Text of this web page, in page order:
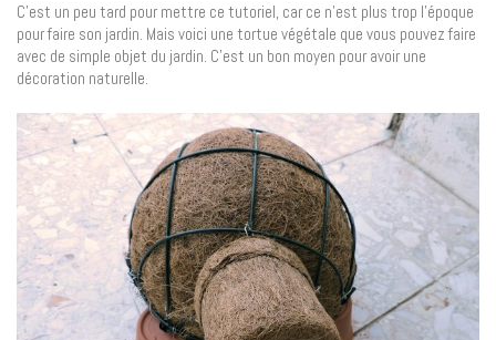
C’est un peu tard pour mettre ce tutoriel, car ce n’est plus trop l’époque
pour faire son jardin. Mais voici une tortue végétale que vous pouvez faire
avec de simple objet du jardin. C’est un bon moyen pour avoir une
décoration naturelle.